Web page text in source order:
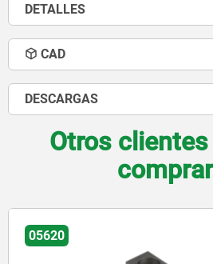
DETALLES
CAD
DESCARGAS
Otros